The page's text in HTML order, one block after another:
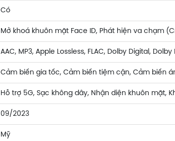
Có
Mở khoá khuôn mặt Face ID, Phát hiện va chạm
AAC, MP3, Apple Lossless, FLAC, Dolby Digital,
Cảm biến gia tốc, Cảm biến tiệm cận, Cảm biến
Hỗ trợ 5G, Sạc không dây, Nhận diện khuôn mặt,
09/2023
Mỹ